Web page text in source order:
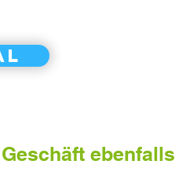
ebenfalls